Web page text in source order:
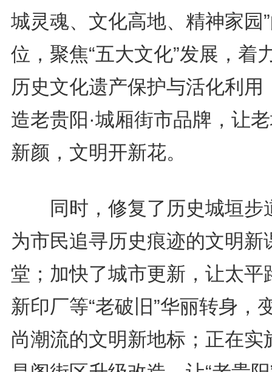
城灵魂、文化高地、精神家园
位，聚焦“五大文化”发展，着
历史文化遗产保护与活化利用
造老贵阳·城厢街市品牌，让
新颜，文明开新花。
同时，修复了历史城垣步
为市民追寻历史痕迹的文明新
堂；加快了城市更新，让太平
新印厂等“老破旧”华丽转身，
尚潮流的文明新地标；正在实